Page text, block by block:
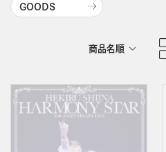
GOODS
商品名順